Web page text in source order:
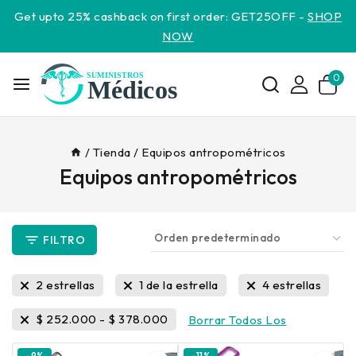
Get upto 25% cashback on first order: GET25OFF -SHOP
NOW
0
/ Tienda / Equipos antropométricos
Equipos antropométricos
FILTRO
2 estrellas 1 de la estrella 4 estrellas
$ 252.000 - $ 378.000 Borrar Todos Los